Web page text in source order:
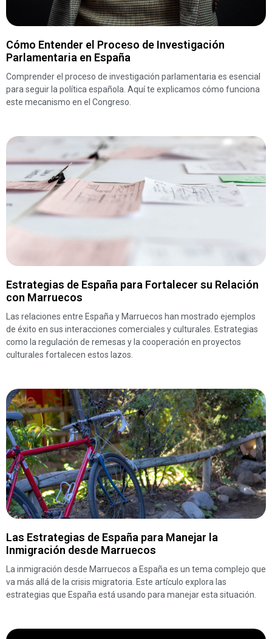
Cómo Entender el Proceso de Investigación
Parlamentaria en España
Comprender el proceso de investigación parlamentaria es esencial
para seguir la política española. Aquí te explicamos cómo funciona
este mecanismo en el Congreso.
Estrategias de España para Fortalecer su Relación
con Marruecos
Las relaciones entre España y Marruecos han mostrado ejemplos
de éxito en sus interacciones comerciales y culturales. Estrategias
como la regulación de remesas y la cooperación en proyectos
culturales fortalecen estos lazos.
Las Estrategias de España para Manejar la
Inmigración desde Marruecos
La inmigración desde Marruecos a España es un tema complejo que
va más allá de la crisis migratoria. Este artículo explora las
estrategias que España está usando para manejar esta situación.